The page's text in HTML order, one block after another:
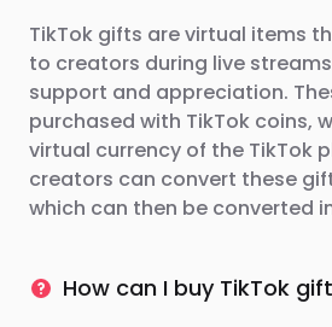
TikTok gifts are virtual items
to creators during live
support and appreciation.
purchased with TikTok coins,
virtual currency of the TikTok
creators can convert these
which can then be converted
How can I buy TikTok